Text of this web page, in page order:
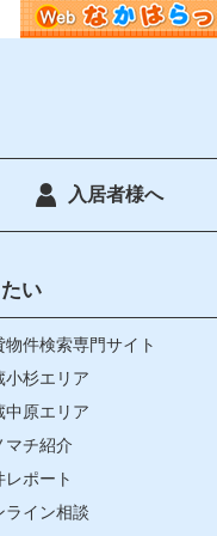
入居者様へ
い
物件検索専門サイト
小杉エリア
中原エリア
マチ紹介
レポート
ライン相談